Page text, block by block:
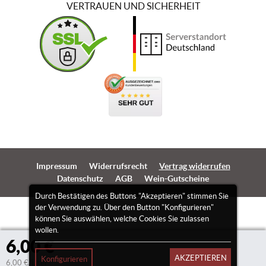
6,00 €
6,00 €/Liter
Durch Bestätigen des Buttons "Akzeptieren" stimmen Sie
der Verwendung zu. Über den Button "Konfigurieren"
können Sie auswählen, welche Cookies Sie zulassen
wollen.
Konfigurieren AKZEPTIEREN
VERTRAUEN UND SICHERHEIT
Impressum Widerrufsrecht
Vertrag widerrufen
Datenschutz
AGB Wein-Gutscheine